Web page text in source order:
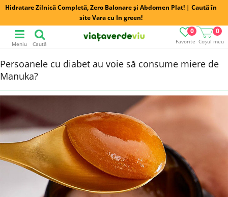
Hidratare Zilnică Completă, Zero Balonare și Abdomen Plat! | Caută în
site Vara cu In green!
Favorite
0
Coșul meu
0
Meniu Caută
Persoanele cu diabet au voie să consume miere de
Manuka?